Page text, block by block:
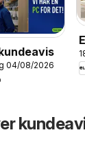
04/08/2026